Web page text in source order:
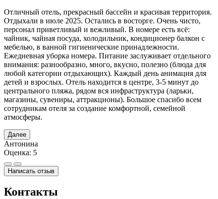
Отличный отель, прекрасный бассейн и красивая территория.
Отдыхали в июле 2025. Остались в восторге. Очень чисто,
персонал приветливый и вежливый. В номере есть всё:
чайник, чайная посуда, холодильник, кондиционер балкон с
мебелью, в ванной гигиенические принадлежности.
Ежедневная уборка номера. Питание заслуживает отдельного
внимания: разнообразно, много, вкусно, полезно (блюда для
любой категории отдыхающих). Каждый день анимация для
детей и взрослых. Отель находится в центре, 3-5 минут до
центрального пляжа, рядом вся инфраструктура (ларьки,
магазины, сувениры, аттракционы). Большое спасибо всем
сотрудникам отеля за создание комфортной, семейной
атмосферы.
Далее
Антонина
Оценка: 5
Написать отзыв
Контакты